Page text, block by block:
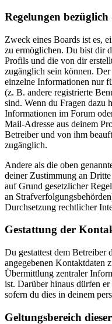
Regelungen
Zweck eines Boards ist es,
zu ermöglichen. Du bist dir
Profils und die von dir
zugänglich sein können.
einzelne Informationen nur
(z. B. andere registrierte
sind. Wenn du Fragen dazu
Informationen im Forum
Mail-Adresse aus deinem
Betreiber und von ihm
zugänglich.
Andere als die oben
deiner Zustimmung an
auf Grund gesetzlicher
an
Durchsetzung rechtlicher
Gestattung der
Du gestattest dem Betreiber
angegebenen Kontaktdaten
Übermittlung zentraler
ist. Darüber hinaus dürfen
sofern du dies in deinem
Geltungsbereich